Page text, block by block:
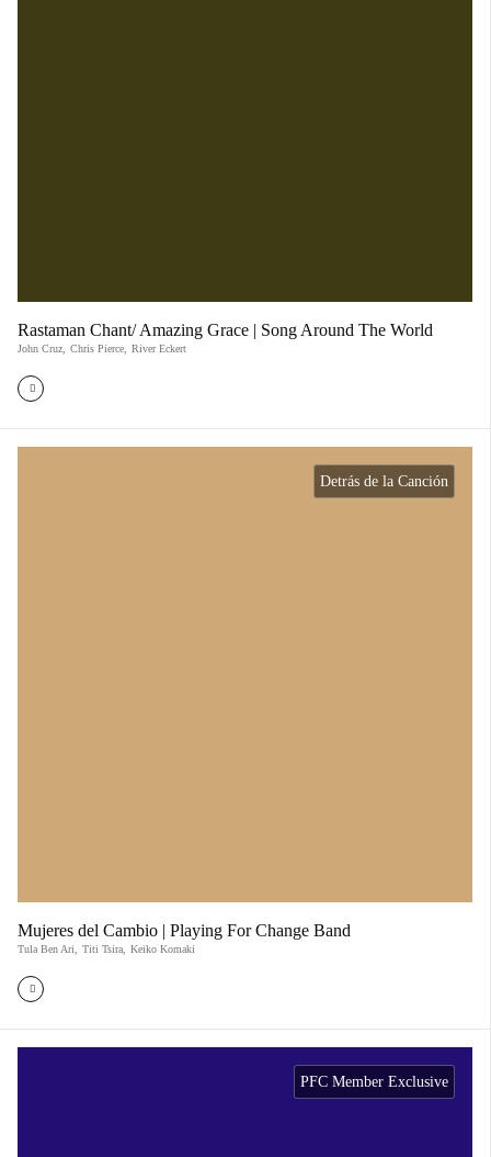
Rastaman Chant/ Amazing Grace | Song Around The World
John Cruz Chris Pierce River Eckert
Detrás de la Canción
Mujeres del Cambio | Playing For Change Band
Tula Ben Ari Titi Tsira Keiko Komaki
PFC Member Exclusive